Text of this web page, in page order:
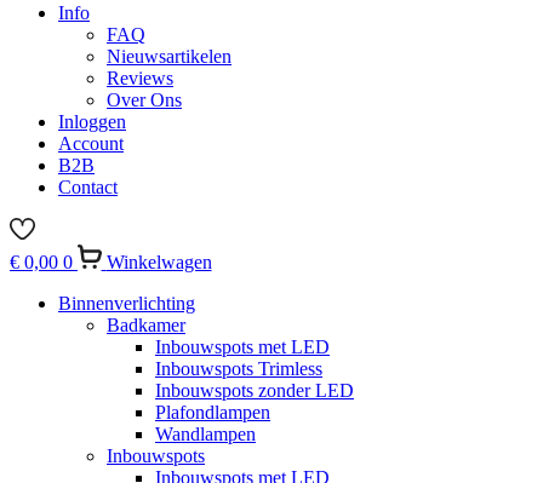
Info
FAQ
Nieuwsartikelen
Reviews
Over Ons
Inloggen
Account
B2B
Contact
€ 0,00 0
Winkelwagen
Binnenverlichting
Badkamer
Inbouwspots met LED
Inbouwspots Trimless
Inbouwspots zonder LED
Plafondlampen
Wandlampen
Inbouwspots
Inbouwspots met LED